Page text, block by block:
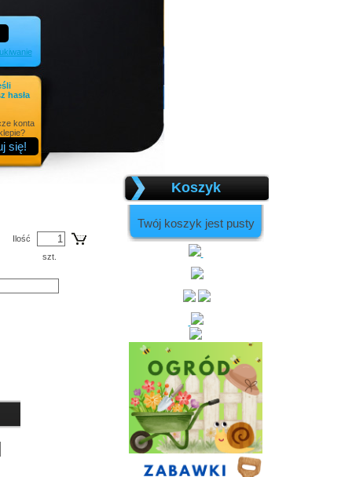
hasła
konta
Ilość
szt.
Koszyk
Twój koszyk jest pusty